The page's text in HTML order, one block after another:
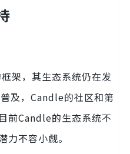
架，其生态系统仍在发
及，Candle的社区和第
前Candle的生态系统不
不容小觑。